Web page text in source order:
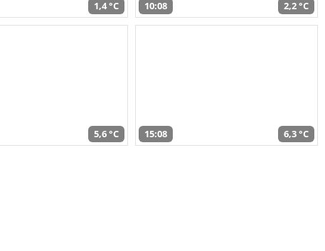
1,4 °C 10:08 2,2 °C
5,6 °C 15:08 6,3 °C